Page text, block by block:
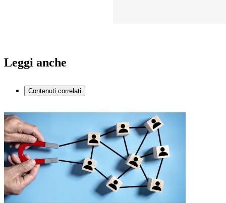
Leggi anche
Contenuti correlati